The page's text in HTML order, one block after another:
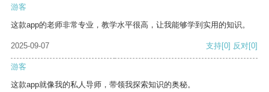
游客
这款app的老师非常专业，教学水平很高，让我能够学到实用的知识。
2025-09-07 支持[0] 反对[0]
游客
这款app就像我的私人导师，带领我探索知识的奥秘。